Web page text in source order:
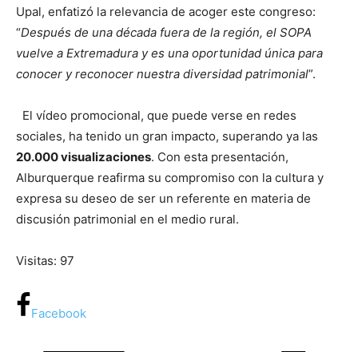
Upal, enfatizó la relevancia de acoger este congreso:
“Después de una década fuera de la región, el SOPA
vuelve a Extremadura y es una oportunidad única para
conocer y reconocer nuestra diversidad patrimonial”.
El vídeo promocional, que puede verse en redes
sociales, ha tenido un gran impacto, superando ya las
20.000 visualizaciones. Con esta presentación,
Alburquerque reafirma su compromiso con la cultura y
expresa su deseo de ser un referente en materia de
discusión patrimonial en el medio rural.
Visitas: 97
Facebook